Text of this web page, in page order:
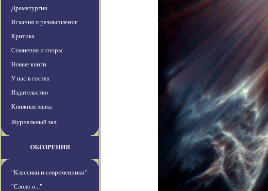
Драматургия
Искания и размышления
Критика
Сомнения и споры
Новые книги
У нас в гостях
Издательство
Книжная лавка
Журнальный зал
ОБОЗРЕНИЯ
"Классики и современники"
"Слово о..."